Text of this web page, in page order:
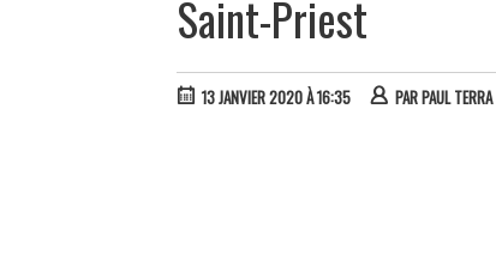
Saint-Priest
13 JANVIER 2020 À 16:35 PARPAUL TERRA